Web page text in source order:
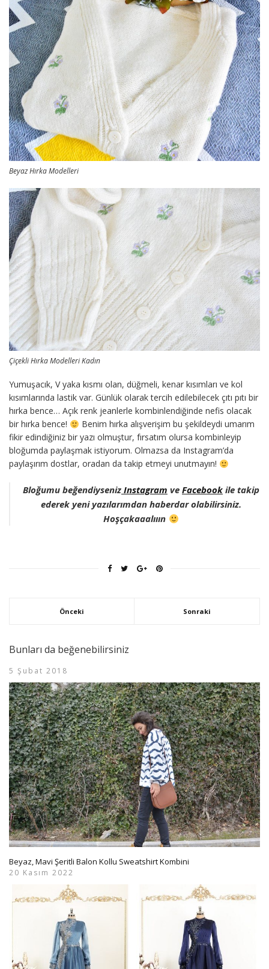
Beyaz Hırka Modelleri
Çiçekli Hırka Modelleri Kadın
Yumuşacık, V yaka kısmı olan, düğmeli, kenar kısımları ve kol
kısımlarında lastik var. Günlük olarak tercih edilebilecek çıtı pıtı bir
hırka bence… Açık renk jeanlerle kombinlendiğinde nefis olacak
bir hırka bence!
Benim hırka alışverişim bu şekildeydi umarım
fikir edindiğiniz bir yazı olmuştur, fırsatım olursa kombinleyip
bloğumda paylaşmak istiyorum. Olmazsa da Instagram’da
paylaşırım dostlar, oradan da takip etmeyi unutmayın!
Bloğumu beğendiyseniz Instagram ve Facebook ile takip
ederek yeni yazılarımdan haberdar olabilirsiniz.
Hoşçakaaalııın
Önceki Sonraki
Bunları da beğenebilirsiniz
5 Şubat 2018
Beyaz, Mavi Şeritli Balon Kollu Sweatshirt Kombini
20 Kasım 2022